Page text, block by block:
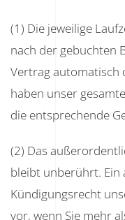
(1) Die jeweilige
nach der gebuchten
Vertrag automatisch
haben unser
die entsprechende
(2) Das
bleibt unberührt. Ein
Kündigungsrecht
vor, wenn Sie mehr